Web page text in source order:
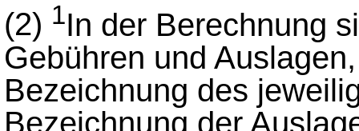
(2) 1In der Berechnung
Gebühren und
Bezeichnung des
Bezeichnung der